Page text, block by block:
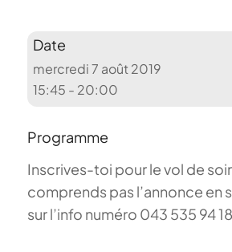
Date
mercredi 7 août 2019
15:45 - 20:00
Programme
Inscrives-toi pour le vol de
comprends pas l’annonce en
sur l’info numéro 043 535 94